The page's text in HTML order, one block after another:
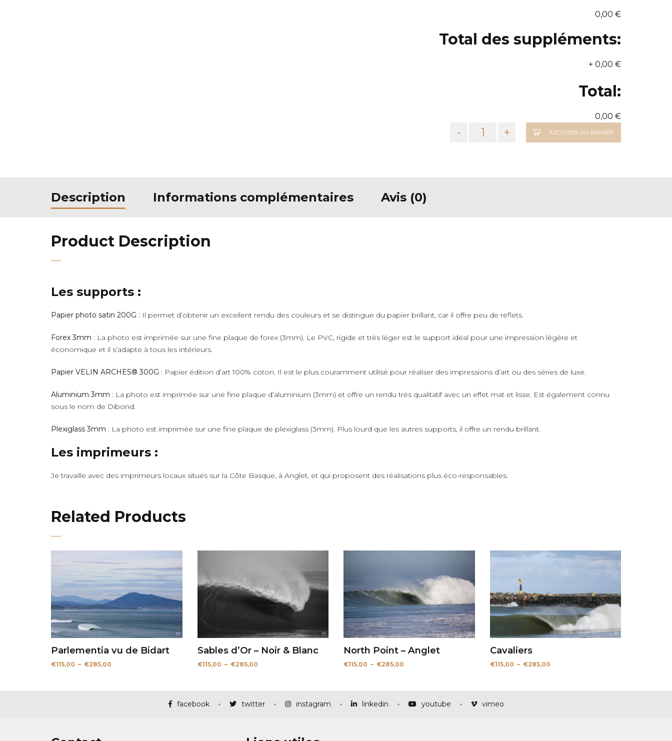
0,00 €
Total des suppléments:
+ 0,00 €
Total:
0,00 €
- + AJOUTER AU PANIER
Description Informations complémentaires Avis (0)
Product Description
Les supports :
Papier photo satin 200G : Il permet d’obtenir un excellent rendu des couleurs et se distingue du papier brillant, car il offre peu de reflets.
Forex 3mm : La photo est imprimée sur une fine plaque de forex (3mm). Le PVC, rigide et très léger est le support idéal pour une impression légère et
économique et il s’adapte à tous les intérieurs.
Papier VELIN ARCHES® 300G : Papier édition d’art 100% coton. Il est le plus couramment utilisé pour réaliser des impressions d’art ou des séries de luxe.
Aluminium 3mm : La photo est imprimée sur une fine plaque d’aluminium (3mm) et offre un rendu très qualitatif avec un effet mat et lisse. Est également connu
sous le nom de Dibond.
Plexiglass 3mm : La photo est imprimée sur une fine plaque de plexiglass (3mm). Plus lourd que les autres supports, il offre un rendu brillant.
Les imprimeurs :
Je travaille avec des imprimeurs locaux situés sur la Côte Basque, à Anglet, et qui proposent des réalisations plus éco-responsables.
Related Products
Parlementia vu de Bidart
€115,00 – €285,00
Sables d’Or – Noir & Blanc
€115,00 – €285,00Plage
€285,00
North Point – Anglet
€115,00 – €285,00
€285,00
Cavaliers
€115,00 – €285,00Plage
facebook twitter instagram linkedin youtube vimeo